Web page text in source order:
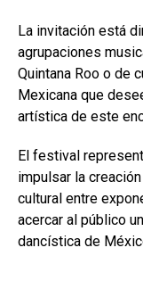
La invitación está
agrupaciones
Quintana Roo o de
Mexicana que
artística de este
El festival
impulsar la
cultural entre
acercar al público
dancística de